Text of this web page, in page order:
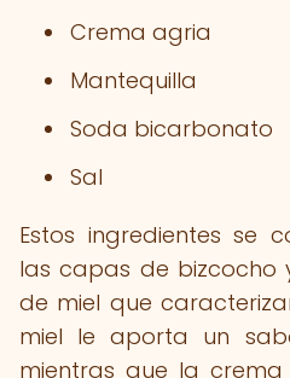
Crema agria
Mantequilla
Soda bicarbonato
Sal
Estos ingredientes se
las capas de bizcocho
de miel que
miel le aporta un
mientras que la